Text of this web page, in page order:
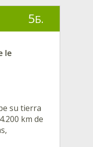
5Б.
le
su tierra
km de